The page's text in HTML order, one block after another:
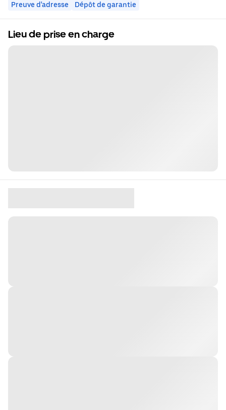
Preuve d'adresse Dépôt de garantie
Lieu de prise en charge